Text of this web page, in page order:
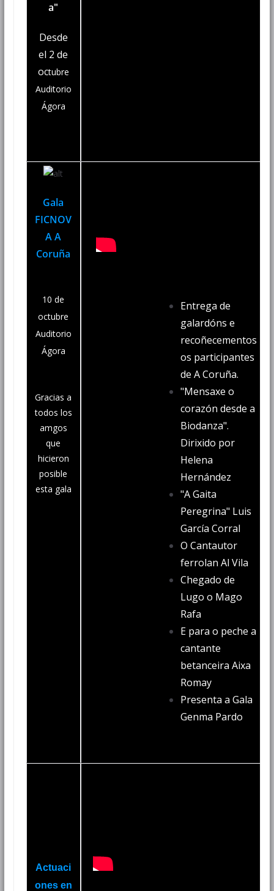
a"
Desde
el 2 de
octubre
Auditorio
Ágora
Gala
FICNOV
A A
Coruña
10 de
octubre
Auditorio
Ágora
Gracias a
todos los
amgos
que
hicieron
posible
esta gala
Entrega de
galardóns e
recoñecementos
os participantes
de A Coruña.
"Mensaxe o
corazón desde a
Biodanza".
Dirixido por
Helena
Hernández
"A Gaita
Peregrina" Luis
García Corral
O Cantautor
ferrolan Al Vila
Chegado de
Lugo o Mago
Rafa
E para o peche a
cantante
betanceira Aixa
Romay
Presenta a Gala
Genma Pardo
Actuaci
ones en